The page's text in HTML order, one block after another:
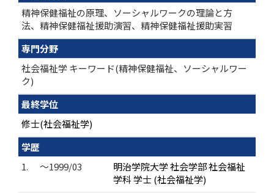
精神保健福祉の原理、ソーシャルワークの理論と方
法、精神保健福祉援助演習、精神保健福祉援助実習
専門分野
社会福祉学 キーワード(精神保健福祉、ソーシャルワー
ク)
最終学位
修士(社会福祉学)
学歴
1.
～1999/03
明治学院大学 社会学部 社会福祉
学科 学士 (社会福祉学)